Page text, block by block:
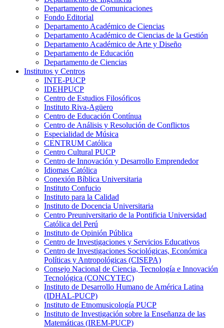
Departamento de Comunicaciones
Fondo Editorial
Departamento Académico de Ciencias
Departamento Académico de Ciencias de la Gestión
Departamento Académico de Arte y Diseño
Departamento de Educación
Departamento de Ciencias
Institutos y Centros
INTE-PUCP
IDEHPUCP
Centro de Estudios Filosóficos
Instituto Riva-Agüero
Centro de Educación Contínua
Centro de Análisis y Resolución de Conflictos
Especialidad de Música
CENTRUM Católica
Centro Cultural PUCP
Centro de Innovación y Desarrollo Emprendedor
Idiomas Católica
Conexión Bíblica Universitaria
Instituto Confucio
Instituto para la Calidad
Instituto de Docencia Universitaria
Centro Preuniversitario de la Pontificia Universidad
Católica del Perú
Instituto de Opinión Pública
Centro de Investigaciones y Servicios Educativos
Centro de Investigaciones Sociológicas, Económica
Políticas y Antropológicas (CISEPA)
Consejo Nacional de Ciencia, Tecnología e Innovación
Tecnológica (CONCYTEC)
Instituto de Desarrollo Humano de América Latina
(IDHAL-PUCP)
Instituto de Etnomusicología PUCP
Instituto de Investigación sobre la Enseñanza de las
Matemáticas (IREM-PUCP)